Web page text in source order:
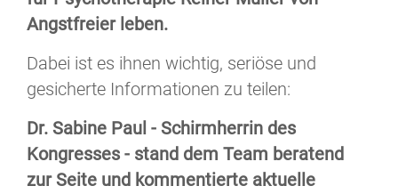
Angstfreier leben.
Dabei ist es ihnen wichtig, seriöse und
gesicherte Informationen zu teilen:
Dr. Sabine Paul - Schirmherrin des
Kongresses - stand dem Team beratend
zur Seite und kommentierte aktuelle